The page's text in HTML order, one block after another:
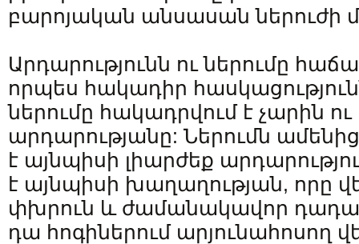
բարոյական անսասան ներուժի
Արդարությունն ու ներումը
որպես հակադիր
ներումը հակադրվում է չարին ու
արդարությանը: Ներումն
է այնպիսի լիարժեք
է այնպիսի խաղաղության, որը
փխրուն և ժամանակավոր
դա հոգիներում արյունահոսող